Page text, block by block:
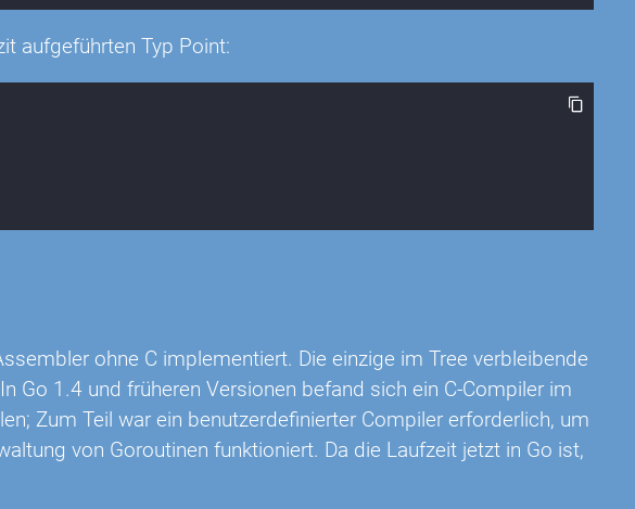
aufgeführten Typ Point:
ohne C implementiert. Die einzige im Tree verbleibende
Go 1.4 und früheren Versionen befand sich ein C-Compiler im
Zum Teil war ein benutzerdefinierter Compiler erforderlich, um
von Goroutinen funktioniert. Da die Laufzeit jetzt in Go ist,